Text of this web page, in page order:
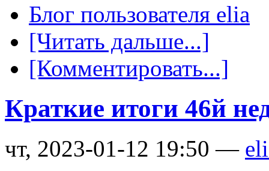
Блог пользователя elia
[Читать дальше...]
[Комментировать...]
Краткие итоги 46й
чт, 2023-01-12 19:50 —